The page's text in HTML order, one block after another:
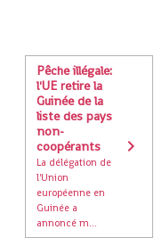
Pêche illégale:
l'UE retire la
Guinée de la
liste des pays
non-
coopérants
La délégation de
l'Union
européenne en
Guinée a
annoncé m...